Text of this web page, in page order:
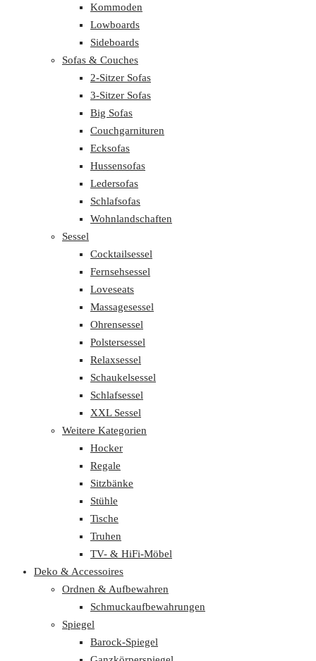
Kommoden
Lowboards
Sideboards
Sofas & Couches
2-Sitzer Sofas
3-Sitzer Sofas
Big Sofas
Couchgarnituren
Ecksofas
Hussensofas
Ledersofas
Schlafsofas
Wohnlandschaften
Sessel
Cocktailsessel
Fernsehsessel
Loveseats
Massagesessel
Ohrensessel
Polstersessel
Relaxsessel
Schaukelsessel
Schlafsessel
XXL Sessel
Weitere Kategorien
Hocker
Regale
Sitzbänke
Stühle
Tische
Truhen
TV- & HiFi-Möbel
Deko & Accessoires
Ordnen & Aufbewahren
Schmuckaufbewahrungen
Spiegel
Barock-Spiegel